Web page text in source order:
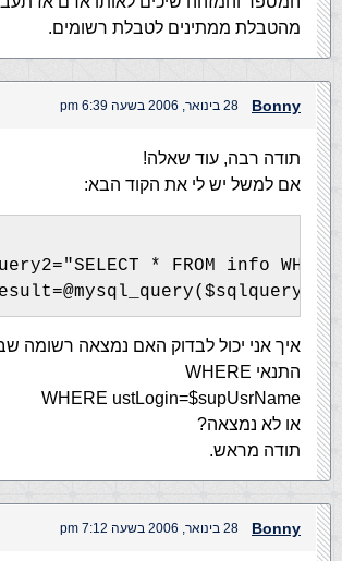
מהטבלת ממתינים לטבלת רשומים.
Bonny 28 בינואר, 2006 בשעה 6:39 pm
תודה רבה, עוד שאלה!
אם למשל יש לי את הקוד הבא:
* FROM info WHERE
איך אני יכול לבדוק האם נמצאה רשומה
התנאי WHERE
WHERE ustLogin=$supUsrName
או לא נמצאה?
תודה מראש.
Bonny 28 בינואר, 2006 בשעה 7:12 pm